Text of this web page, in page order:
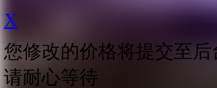
X
您修改的价格将提交至
请耐心等待